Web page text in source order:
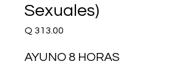
Sexuales)
Q 313.00
AYUNO 8 HORAS